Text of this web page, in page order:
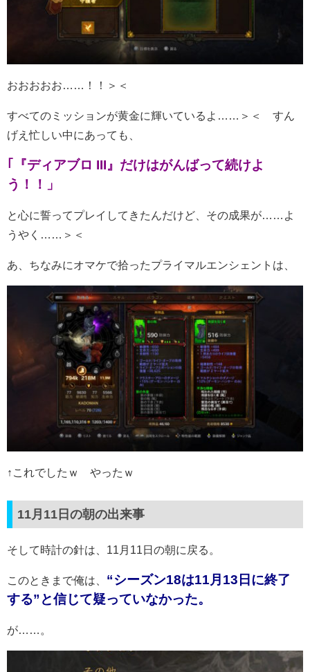
おおおおお……！！＞＜
すべてのミッションが黄金に輝いているよ……＞＜ すん
げえ忙しい中にあっても、
｢『ディアブロ III』だけはがんばって続けよ
う！！」
と心に誓ってプレイしてきたんだけど、その成果が……よ
うやく……＞＜
あ、ちなみにオマケで拾ったプライマルエンシェントは、
↑これでしたｗ やったｗ
11月11日の朝の出来事
そして時計の針は、11月11日の朝に戻る。
このときまで俺は、 “シーズン18は11月13日に終了
する”と信じて疑っていなかった。
が……。